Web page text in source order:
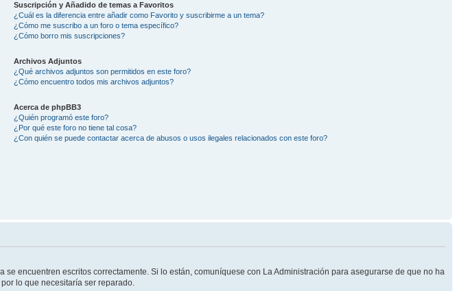
Suscripción y Añadido de temas a Favoritos
¿Cuál es la diferencia entre añadir como Favorito y suscribirme a un tema?
¿Cómo me suscribo a un foro o tema específico?
¿Cómo borro mis suscripciones?
Archivos Adjuntos
¿Qué archivos adjuntos son permitidos en este foro?
¿Cómo encuentro todos mis archivos adjuntos?
Acerca de phpBB3
¿Quién programó este foro?
¿Por qué este foro no tiene tal cosa?
¿Con quién se puede contactar acerca de abusos o usos ilegales relacionados con este foro?
encuentren escritos correctamente. Si lo están, comuníquese con La Administración para asegurarse de que no ha
lo que necesitaría ser reparado.